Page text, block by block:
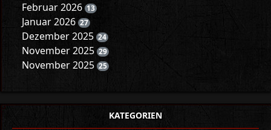
Februar 2026 13
Januar 2026 27
Dezember 2025 24
November 2025 29
November 2025 25
KATEGORIEN